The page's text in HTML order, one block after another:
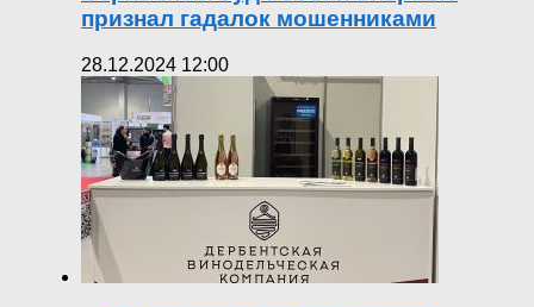
признал гадалок мошенниками
28.12.2024 12:00